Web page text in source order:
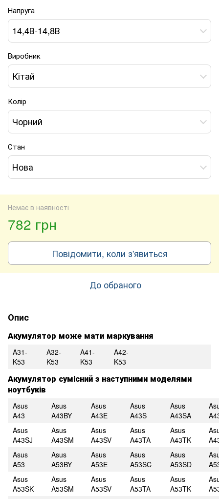
Напруга
14,4В-14,8В
Виробник
Кітай
Колір
Чорний
Стан
Нова
Немає в наявності
782 грн
Повідомити, коли з'явиться
До обраного
Опис
Акумулятор може мати маркування
A31-
K53
A32-
K53
A41-
K53
A42-
K53
Акумулятор сумісний з наступними моделями
ноутбуків
Asus
A43
Asus
A43BY
Asus
A43E
Asus
A43S
Asus
A43SA
Asus
A43SJ
Asus
A43SM
Asus
A43SV
Asus
A43TA
Asus
A43TK
Asus
A53
Asus
A53BY
Asus
A53E
Asus
A53SC
Asus
A53SD
Asus
A53SK
Asus
A53SM
Asus
A53SV
Asus
A53TA
Asus
A53TK